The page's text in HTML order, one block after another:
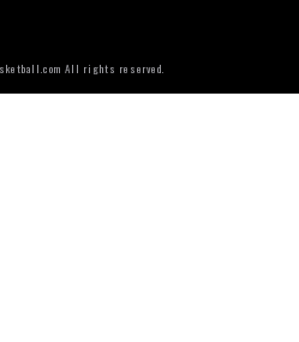
All rights reserved.